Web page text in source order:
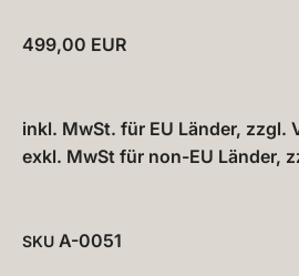
499,00 EUR
inkl. MwSt. für EU Länder, zzgl.
exkl. MwSt für non-EU Länder,
SKU A-0051